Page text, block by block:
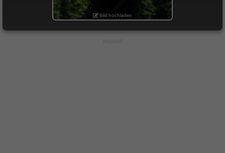
Bild hochladen